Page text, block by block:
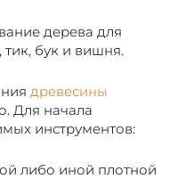
дерева для
тик, бук и вишня.
древесины
Для начала
инструментов:
либо иной плотной